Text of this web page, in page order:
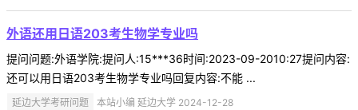
外语还用日语203考生物学专业吗
提问问题:外语学院:提问人:15***36时间:2023-09-2010:27提问内容:
还可以用日语203考生物学专业吗回复内容:不能 ...
延边大学考研问题 本站小编 延边大学 2024-12-28